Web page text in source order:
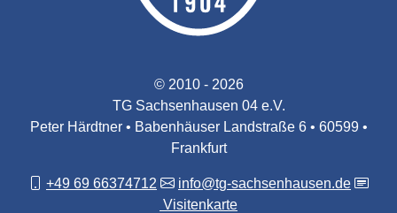
© 2010 - 2026
TG Sachsenhausen 04 e.V.
Peter Härdtner • Babenhäuser Landstraße 6 • 60599 •
Frankfurt
+49 69 66374712
info@tg-sachsenhausen.de
Visitenkarte